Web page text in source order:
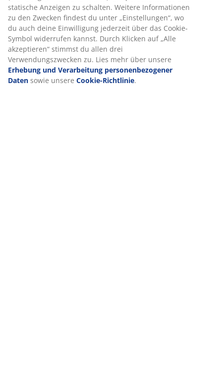
Artikelnummer: 2516844
Produkteigenschaften